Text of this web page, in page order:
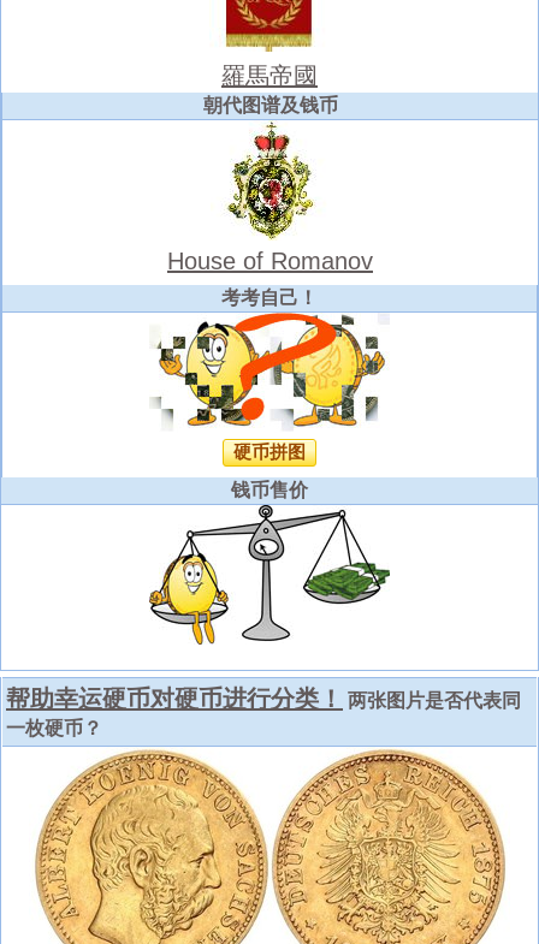
羅馬帝國
朝代图谱及钱币
House of Romanov
考考自己！
硬币拼图
钱币售价
帮助幸运硬币对硬币进行分类！
两张图片是否代表同
一枚硬币？